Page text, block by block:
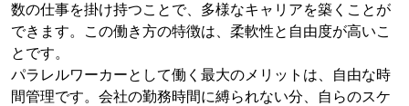
数の仕事を掛け持つことで、多様なキャリアを築くことが
できます。この働き方の特徴は、柔軟性と自由度が高いこ
とです。
パラレルワーカーとして働く最大のメリットは、自由な時
間管理です。会社の勤務時間に縛られない分、自らのスケ